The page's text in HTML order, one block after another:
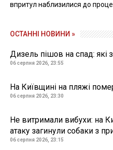
впритул наблизилися до
ОСТАННІ НОВИНИ »
Дизель пішов на спад: які
06 серпня 2026, 23:55
На Київщині на пляжі
06 серпня 2026, 23:30
Не витримали вибухи: на
атаку загинули собаки з
06 серпня 2026, 23:15